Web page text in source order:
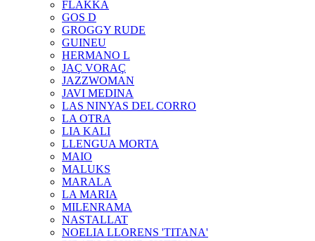
FLAKKA
GOS D
GROGGY RUDE
GUINEU
HERMANO L
JAÇ VORAÇ
JAZZWOMAN
JAVI MEDINA
LAS NINYAS DEL CORRO
LA OTRA
LIA KALI
LLENGUA MORTA
MAIO
MALUKS
MARALA
LA MARIA
MILENRAMA
NASTALLAT
NOELIA LLORENS 'TITANA'